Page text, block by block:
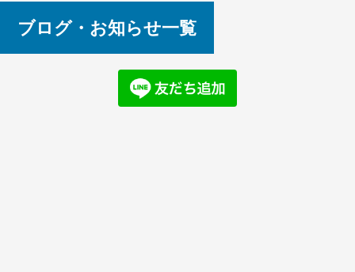
ブログ・お知らせ一覧